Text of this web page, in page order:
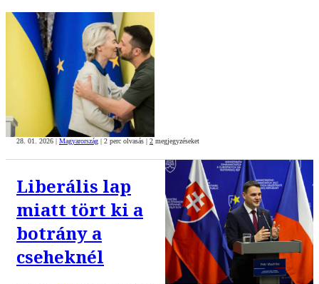
28. 01. 2026 | Magyarország | 2 perc olvasás | 2 megjegyzéseket
Liberális lap
miatt tört ki a
botrány a
cseheknél